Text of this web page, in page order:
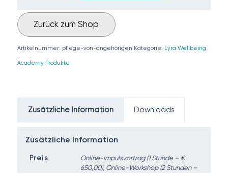
Zurück zum Shop
Artikelnummer: pflege-von-angehörigen Kategorie: Lyra Wellbeing
Academy Produkte
Zusätzliche Information Downloads
Zusätzliche Information
Preis
Online-Impulsvortrag (1 Stunde – €
650,00), Online-Workshop (2 Stunden –